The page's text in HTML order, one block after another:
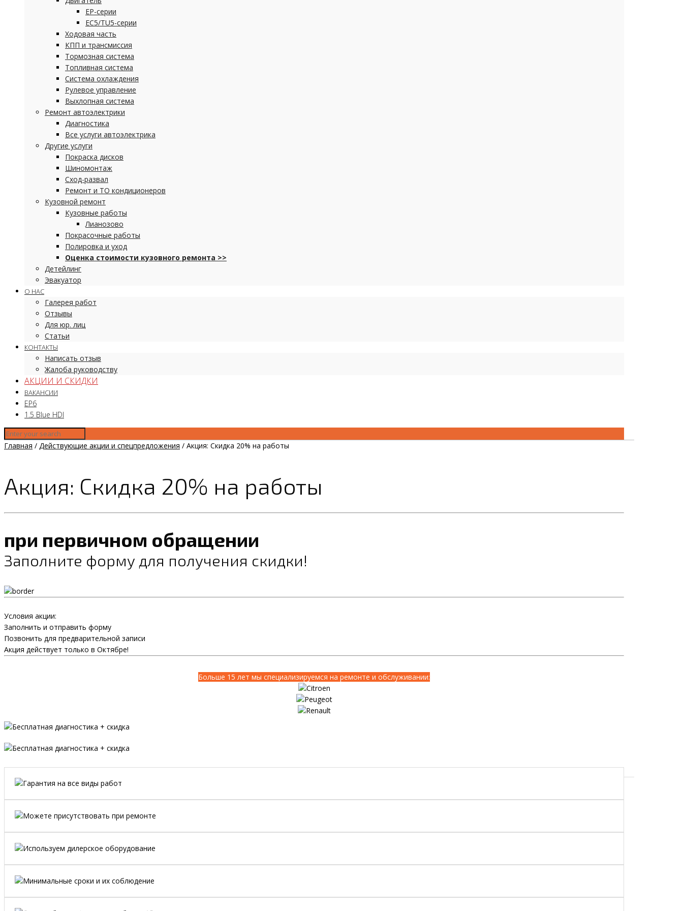
EP-серии
EC5/TU5-серии
Ходовая часть
КПП и трансмиссия
Тормозная система
Топливная система
Система охлаждения
Рулевое управление
Выхлопная система
Ремонт автоэлектрики
Диагностика
Все услуги автоэлектрика
Другие услуги
Покраска дисков
Шиномонтаж
Сход-развал
Ремонт и ТО кондиционеров
Кузовной ремонт
Кузовные работы
Лианозово
Покрасочные работы
Полировка и уход
Оценка стоимости кузовного ремонта >>
Детейлинг
Эвакуатор
О НАС
Галерея работ
Отзывы
Для юр. лиц
Статьи
КОНТАКТЫ
Написать отзыв
Жалоба руководству
АКЦИИ И СКИДКИ
ВАКАНСИИ
EP6
1.5 Blue HDI
Главная / Действующие акции и спецпредложения / Акция: Скидка 20% на работы
Акция: Скидка 20% на работы
при первичном обращении
Заполните форму для получения скидки!
Условия акции:
Заполнить и отправить форму
Позвонить для предварительной записи
Акция действует только в Октябре!
Больше 15 лет мы специализируемся на ремонте и обслуживании: